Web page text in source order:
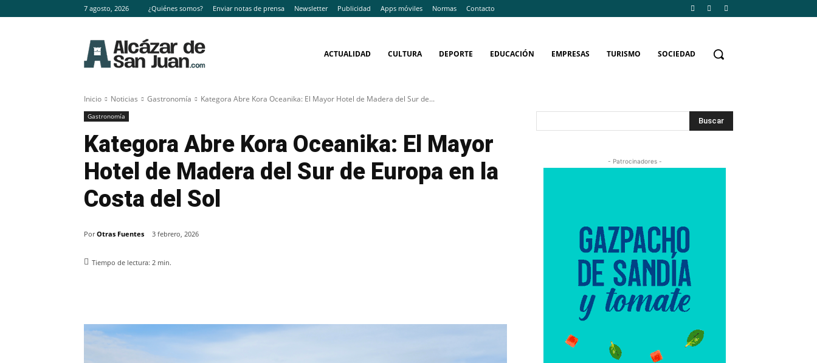
7 agosto, 2026 ¿Quiénes somos? Enviar notas de prensa Newsletter Publicidad Apps móviles Normas Contacto
ACTUALIDAD CULTURA DEPORTE EDUCACIÓN EMPRESAS TURISMO SOCIEDAD
Inicio Noticias Gastronomía Kategora Abre Kora Oceanika: El Mayor Hotel de Madera del Sur de...
Gastronomía
Kategora Abre Kora Oceanika: El Mayor
Hotel de Madera del Sur de Europa en la
Costa del Sol
Por Otras Fuentes 3 febrero, 2026
Tiempo de lectura: 2 min.
Buscar
- Patrocinadores -